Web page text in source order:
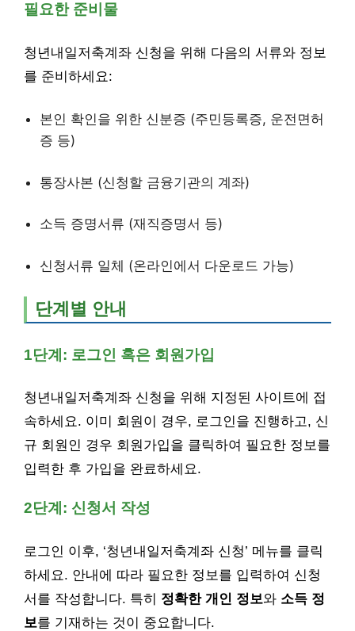
필요한 준비물
청년내일저축계좌 신청을 위해 다음의 서류와 정보
를 준비하세요:
본인 확인을 위한 신분증 (주민등록증, 운전면허
증 등)
통장사본 (신청할 금융기관의 계좌)
소득 증명서류 (재직증명서 등)
신청서류 일체 (온라인에서 다운로드 가능)
단계별 안내
1단계: 로그인 혹은 회원가입
청년내일저축계좌 신청을 위해 지정된 사이트에 접
속하세요. 이미 회원이 경우, 로그인을 진행하고, 신
규 회원인 경우 회원가입을 클릭하여 필요한 정보를
입력한 후 가입을 완료하세요.
2단계: 신청서 작성
로그인 이후, ‘청년내일저축계좌 신청’ 메뉴를 클릭
하세요. 안내에 따라 필요한 정보를 입력하여 신청
서를 작성합니다. 특히 정확한 개인 정보와 소득 정
보를 기재하는 것이 중요합니다.